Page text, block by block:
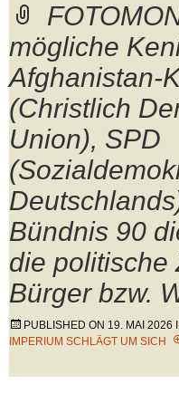
mögliche
Afghanistan-
(Christlich
Union), SPD
Bündnis 90
die politische
Bürger bzw.
PUBLISHED ON 19. MAI 2026
IMPERIUM SCHLÄGT UM SICH